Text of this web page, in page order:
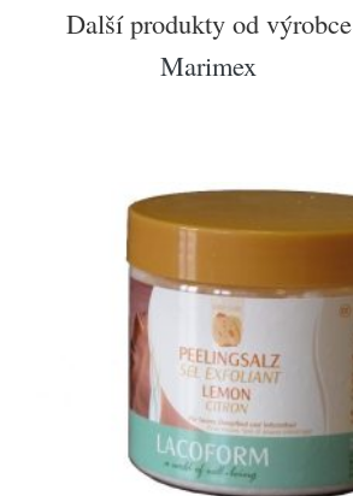
Další produkty od výrobce
Marimex